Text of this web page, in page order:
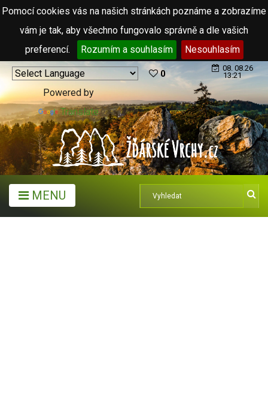
Pomocí cookies vás na našich stránkách poznáme a zobrazíme
vám je tak, aby všechno fungovalo správně a dle vašich
preferencí.
Rozumím a souhlasím Nesouhlasím
Powered by
Translate
0
08. 08.26
13:21
MENU